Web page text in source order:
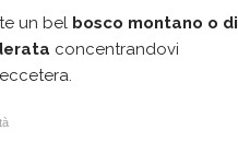
un bel bosco montano o di
concentrandovi